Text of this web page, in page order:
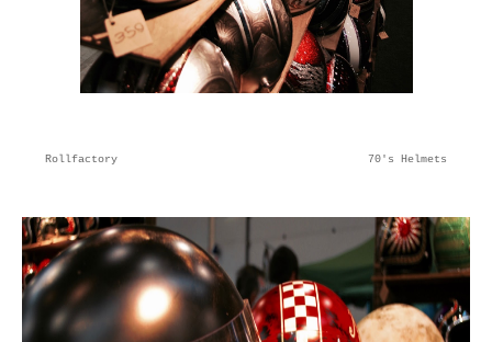
Rollfactory 70's Helmets